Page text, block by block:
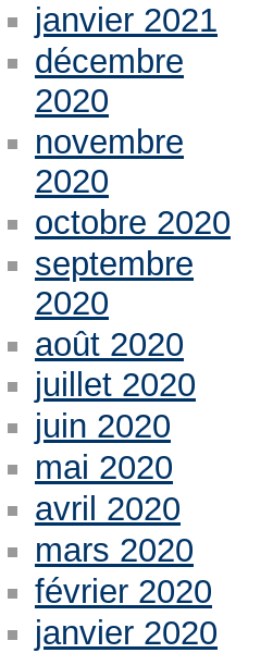
janvier 2021
décembre
2020
novembre
2020
octobre 2020
septembre
2020
août 2020
juillet 2020
juin 2020
mai 2020
avril 2020
mars 2020
février 2020
janvier 2020